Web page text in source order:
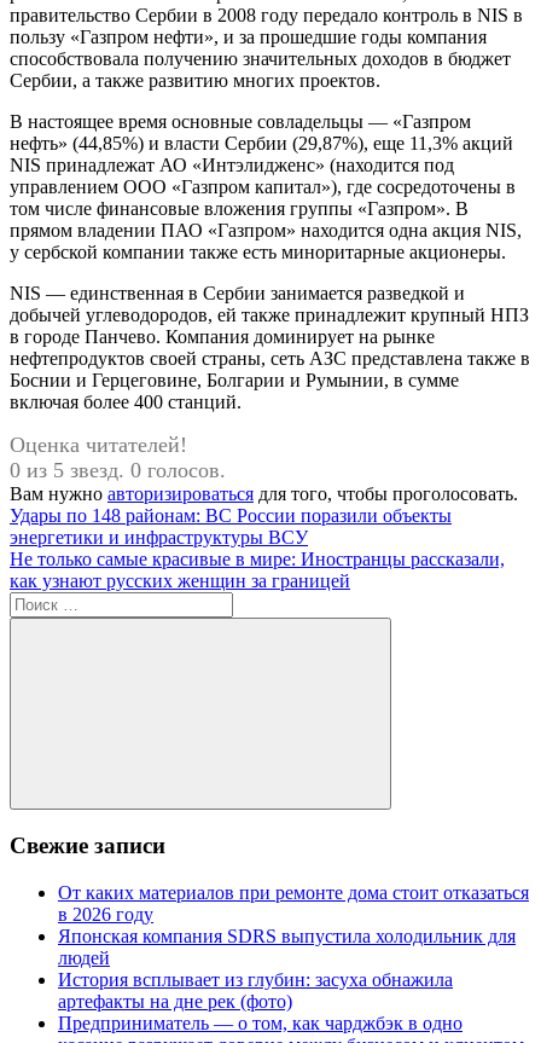
правительство Сербии в 2008 году передало контроль в NIS в
пользу «Газпром нефти», и за прошедшие годы компания
способствовала получению значительных доходов в бюджет
Сербии, а также развитию многих проектов.
В настоящее время основные совладельцы — «Газпром
нефть» (44,85%) и власти Сербии (29,87%), еще 11,3% акций
NIS принадлежат АО «Интэлидженс» (находится под
управлением ООО «Газпром капитал»), где сосредоточены в
том числе финансовые вложения группы «Газпром». В
прямом владении ПАО «Газпром» находится одна акция NIS,
у сербской компании также есть миноритарные акционеры.
NIS — единственная в Сербии занимается разведкой и
добычей углеводородов, ей также принадлежит крупный НПЗ
в городе Панчево. Компания доминирует на рынке
нефтепродуктов своей страны, сеть АЗС представлена также в
Боснии и Герцеговине, Болгарии и Румынии, в сумме
включая более 400 станций.
Оценка читателей!
0 из 5 звезд. 0 голосов.
Вам нужно авторизироваться для того, чтобы проголосовать.
Навигация
по
записям
Предыдущая
запись:
Удары по 148 районам: ВС России поразили объекты
энергетики и инфраструктуры ВСУ
Следующая
запись:
Не только самые красивые в мире: Иностранцы рассказали,
как узнают русских женщин за границей
Поиск
для:
Поиск
Свежие записи
От каких материалов при ремонте дома стоит отказаться
в 2026 году
Японская компания SDRS выпустила холодильник для
людей
История всплывает из глубин: засуха обнажила
артефакты на дне рек (фото)
Предприниматель — о том, как чарджбэк в одно